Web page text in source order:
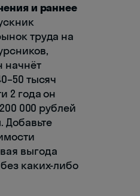
и раннее
труда на
начнёт
тысяч
2 года он
000 рублей
Добавьте
выгода
каких-либо